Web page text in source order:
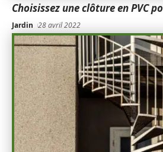
Choisissez une clôture en PVC
Jardin 28 avril 2022